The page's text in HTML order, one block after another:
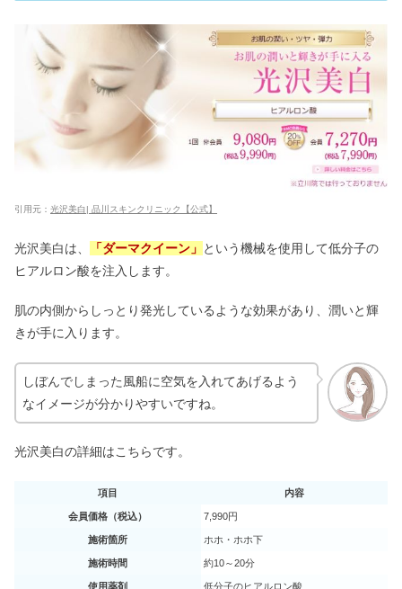
布ナプキンは頭おかしい？やめたのは
漏れるから？効果＆メリットも
ラシットの年齢層はおばさん？バッグ
は60代・50代だとダサいの？
チャールズアンドキースはださい？芸
ハトムギ化粧水はやばい？口コミや偽
物・本物の違い｜ニキビが悪化？
タイレノールA販売中止の理由｜妊娠
中もOK？効かない原因は？
【2023最新】グレイル（GRL）福袋の
中身！7999円・1999円は最悪って本
引用元： 光沢美白| 品川スキンクリニック【公式】
光沢美白は、 「ダーマクイーン」 という機械を使用して低分子の
ヒアルロン酸を注入します。
肌の内側からしっとり発光しているような効果があり、潤いと輝
きが手に入ります。
しぼんでしまった風船に空気を入れてあげるよう
なイメージが分かりやすいですね。
光沢美白の詳細はこちらです。
項目 内容
会員価格（税込） 7,990円
施術箇所 ホホ・ホホ下
施術時間 約10～20分
使用薬剤 低分子のヒアルロン酸